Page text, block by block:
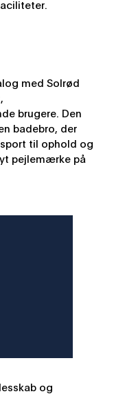
med Solrød
brugere. Den
badebro, der
til ophold og
pejlemærke på
og